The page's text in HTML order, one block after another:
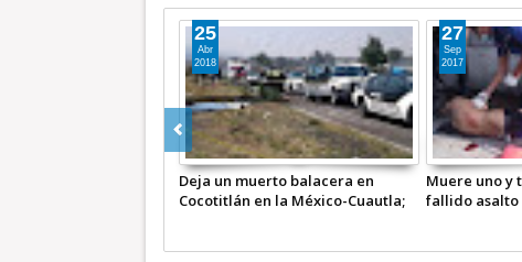
Deja un muerto balacera en
Cocotitlán en la México-Cuautla;
25
Abr
2018
Muere uno y
fallido asalto
27
Sep
2017